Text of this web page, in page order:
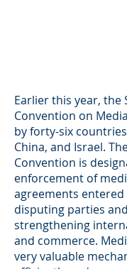
Earlier this year, the
Convention on
by forty-six
China, and Israel.
Convention is
enforcement of
agreements entered
disputing parties
strengthening
and commerce.
very valuable